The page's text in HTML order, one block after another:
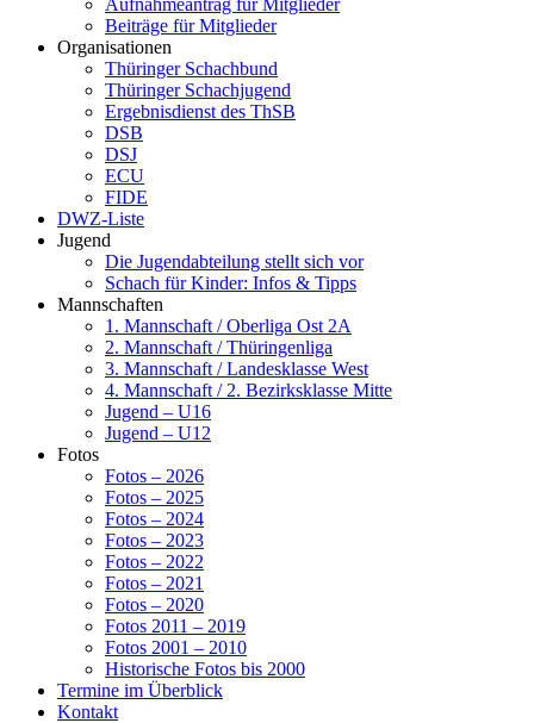
Beiträge für Mitglieder
Organisationen
Thüringer Schachbund
Thüringer Schachjugend
Ergebnisdienst des ThSB
DSB
DSJ
ECU
FIDE
DWZ-Liste
Jugend
Die Jugendabteilung stellt sich vor
Schach für Kinder: Infos & Tipps
Mannschaften
1. Mannschaft / Oberliga Ost 2A
2. Mannschaft / Thüringenliga
3. Mannschaft / Landesklasse West
4. Mannschaft / 2. Bezirksklasse Mitte
Jugend – U16
Jugend – U12
Fotos
Fotos – 2026
Fotos – 2025
Fotos – 2024
Fotos – 2023
Fotos – 2022
Fotos – 2021
Fotos – 2020
Fotos 2011 – 2019
Fotos 2001 – 2010
Historische Fotos bis 2000
Termine im Überblick
Kontakt